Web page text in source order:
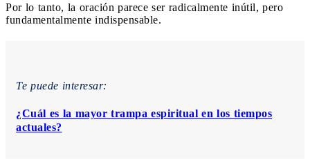
Por lo tanto, la oración parece ser radicalmente inútil, pero
fundamentalmente indispensable.
Te puede interesar:
¿Cuál es la mayor trampa espiritual en los tiempos
actuales?